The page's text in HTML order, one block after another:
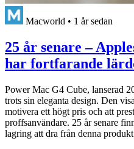
Macworld • 1 år sedan
25 år senare –
har fortfarande
Power Mac G4 Cube, lanserad
trots sin eleganta design. Den
motivera ett högt pris och att
proffsanvändare. 25 år senare
lagring att dra från denna